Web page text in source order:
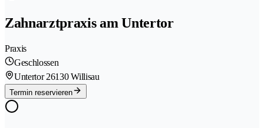
Zahnarztpraxis am Untertor
Praxis
Geschlossen
Untertor 26130 Willisau
Termin reservieren